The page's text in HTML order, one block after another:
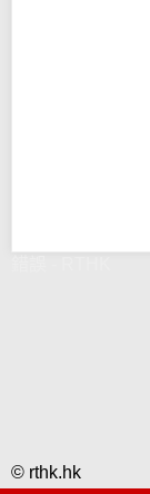
© rthk.hk